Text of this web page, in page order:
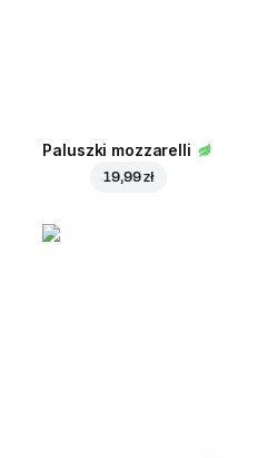
Paluszki mozzarelli
19,99 zł